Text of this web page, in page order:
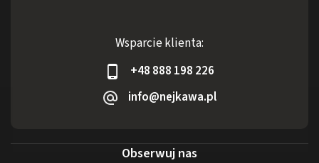
Wsparcie klienta:
+48 888 198 226
info@nejkawa.pl
Obserwuj nas